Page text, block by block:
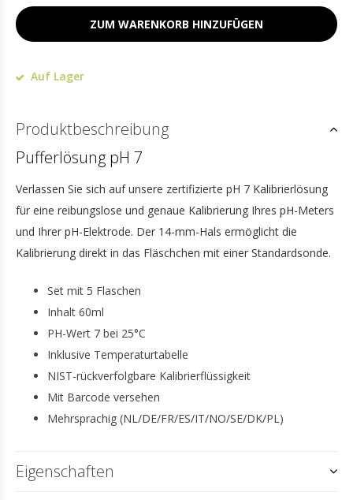
ZUM WARENKORB HINZUFÜGEN
Auf Lager
Produktbeschreibung
Pufferlösung pH 7
Verlassen Sie sich auf unsere zertifizierte pH 7 Kalibrierlösung
für eine reibungslose und genaue Kalibrierung Ihres pH-Meters
und Ihrer pH-Elektrode. Der 14-mm-Hals ermöglicht die
Kalibrierung direkt in das Fläschchen mit einer Standardsonde.
Set mit 5 Flaschen
Inhalt 60ml
PH-Wert 7 bei 25°C
Inklusive Temperaturtabelle
NIST-rückverfolgbare Kalibrierflüssigkeit
Mit Barcode versehen
Mehrsprachig (NL/DE/FR/ES/IT/NO/SE/DK/PL)
Eigenschaften